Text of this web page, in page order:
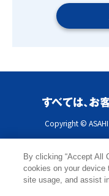
Copyright © ASAHI
By clicking “Accept All
cookies on your device
site usage, and assist